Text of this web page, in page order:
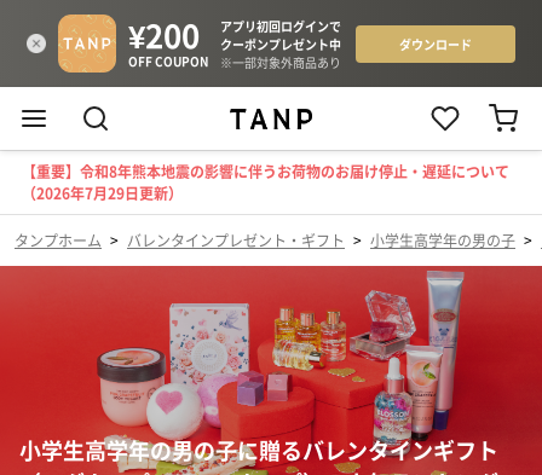
【重要】令和8年熊本地震の影響に伴うお荷物のお届け停止・遅延について
（2026年7月29日更新）
タンプホーム > バレンタインプレゼント・ギフト > 小学生高学年の男の子 >
小学生高学年の男の子に贈るバレンタインギフト